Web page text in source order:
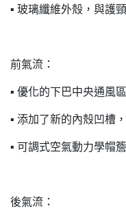
▪ 玻璃纖維外殼，與護
前氣流：
▪ 優化的下巴中央通風
▪ 添加了新的內殼凹槽
▪ 可調式空氣動力學帽簷
後氣流：